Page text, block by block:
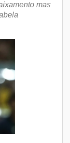
mas